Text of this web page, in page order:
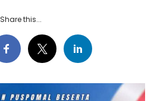
Share this...